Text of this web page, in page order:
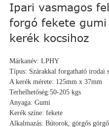
Ipari vasmagos
forgó fekete
kerék kocsihoz
Márkanév: LPHY
Típus: Szárakkal forgatható irodai
A kerék mérete: 125mm x 37mm
Terhelhetőség:50-205 kgs
Anyaga: Gumi
Kerék színe: fekete
Alkalmazás: Bútorok, görgős görgő